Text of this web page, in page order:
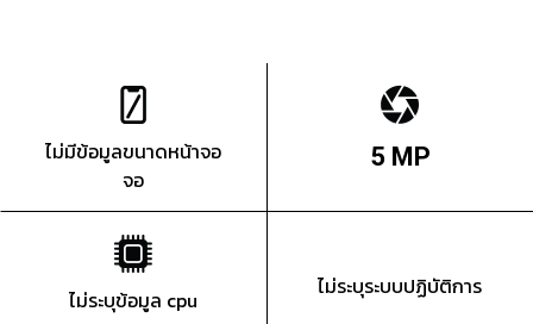
ไม่มีข้อมูลขนาดหน้าจอ
จอ
5 MP
ไม่ระบุข้อมูล cpu ไม่ระบุระบบปฏิบัติการ